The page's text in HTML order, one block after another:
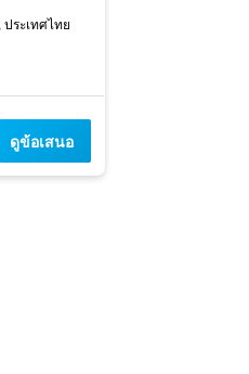
ระเทศไทย
ดูข้อเสนอ